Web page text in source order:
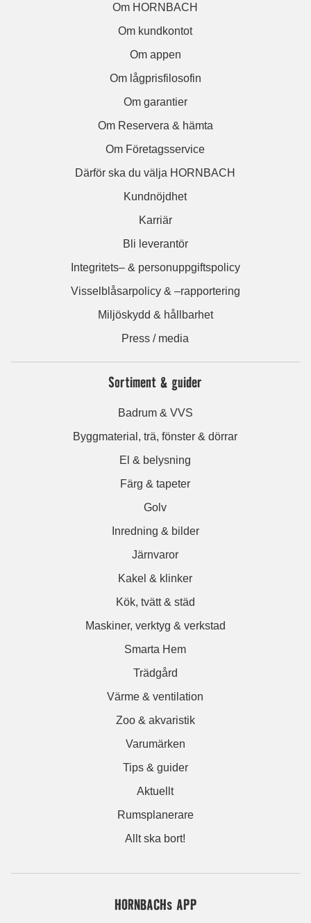
Om HORNBACH
Om kundkontot
Om appen
Om lågprisfilosofin
Om garantier
Om Reservera & hämta
Om Företagsservice
Därför ska du välja HORNBACH
Kundnöjdhet
Karriär
Bli leverantör
Integritets– & personuppgiftspolicy
Visselblåsarpolicy & –rapportering
Miljöskydd & hållbarhet
Press / media
Sortiment & guider
Badrum & VVS
Byggmaterial, trä, fönster & dörrar
El & belysning
Färg & tapeter
Golv
Inredning & bilder
Järnvaror
Kakel & klinker
Kök, tvätt & städ
Maskiner, verktyg & verkstad
Smarta Hem
Trädgård
Värme & ventilation
Zoo & akvaristik
Varumärken
Tips & guider
Aktuellt
Rumsplanerare
Allt ska bort!
HORNBACHs APP